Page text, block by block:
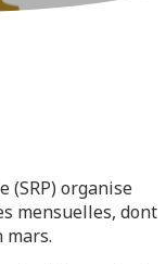
(SRP) organise
mensuelles, dont
mars.